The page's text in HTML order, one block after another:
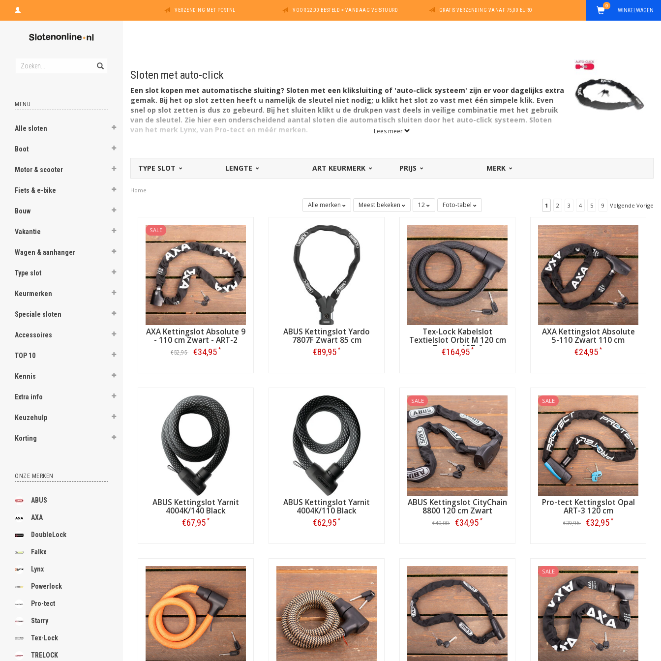
VERZENDING MET POSTNL VOOR 22:00 BESTELD = VANDAAG VERSTUURD GRATIS VERZENDING VANAF 75,00 EURO WINKELWAGEN
0
MENU
Alle sloten
Boot
Motor & scooter
Fiets & e-bike
Bouw
Vakantie
Wagen & aanhanger
Type slot
Keurmerken
Speciale sloten
Accessoires
TOP 10
Kennis
Extra info
Keuzehulp
Korting
ONZE MERKEN
ABUS
AXA
DoubleLock
Falkx
Lynx
Powerlock
Pro-tect
Starry
Tex-Lock
TRELOCK
Sloten met auto-click
Een slot kopen met automatische sluiting? Sloten met een kliksluiting of 'auto-click systeem' zijn er voor dagelijks extra
gemak. Bij het op slot zetten heeft u namelijk de sleutel niet nodig; u klikt het slot zo vast met één simpele klik. Even
snel op slot zetten is dus zo gebeurd. Bij het sluiten klikt u de drukpen vast deels in veilige combinatie met het gebruik
van de sleutel. Zie hier een onderscheidend aantal sloten die automatisch sluiten door het auto-click systeem. Sloten
van het merk Lynx, van Pro-tect en méér merken.
Lees meer
TYPE SLOT LENGTE ART KEURMERK PRIJS MERK
Home
Alle merken Meest bekeken 12 Foto-tabel 1 2 3 4 5 9 Volgende Vorige
SALE
AXA Kettingslot Absolute 9
- 110 cm Zwart - ART-2
€52,95 €34,95 *
ABUS Kettingslot Yardo
7807F Zwart 85 cm
€89,95 *
Tex-Lock Kabelslot
Textielslot Orbit M 120 cm
Zwart - ART-2
€164,95 *
AXA Kettingslot Absolute
5-110 Zwart 110 cm
€24,95 *
ABUS Kettingslot Yarnit
4004K/140 Black
€67,95 *
ABUS Kettingslot Yarnit
4004K/110 Black
€62,95 *
SALE
ABUS Kettingslot CityChain
8800 120 cm Zwart
€40,00 €34,95 *
SALE
Pro-tect Kettingslot Opal
ART-3 120 cm
€39,95 €32,95 *
SALE